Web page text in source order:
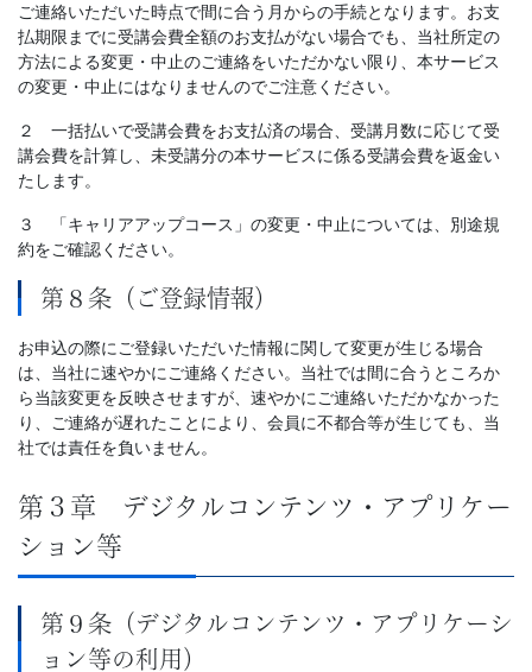
ご連絡いただいた時点で間に合う月からの手続となります。お支
払期限までに受講会費全額のお支払がない場合でも、当社所定の
方法による変更・中止のご連絡をいただかない限り、本サービス
の変更・中止にはなりませんのでご注意ください。
２ 一括払いで受講会費をお支払済の場合、受講月数に応じて受
講会費を計算し、未受講分の本サービスに係る受講会費を返金い
たします。
３ 「キャリアアップコース」の変更・中止については、別途規
約をご確認ください。
第８条（ご登録情報）
お申込の際にご登録いただいた情報に関して変更が生じる場合
は、当社に速やかにご連絡ください。当社では間に合うところか
ら当該変更を反映させますが、速やかにご連絡いただかなかった
り、ご連絡が遅れたことにより、会員に不都合等が生じても、当
社では責任を負いません。
第３章 デジタルコンテンツ・アプリケー
ション等
第９条（デジタルコンテンツ・アプリケーシ
ョン等の利用）